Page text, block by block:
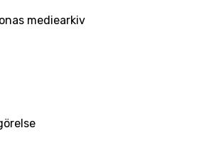
mediearkiv